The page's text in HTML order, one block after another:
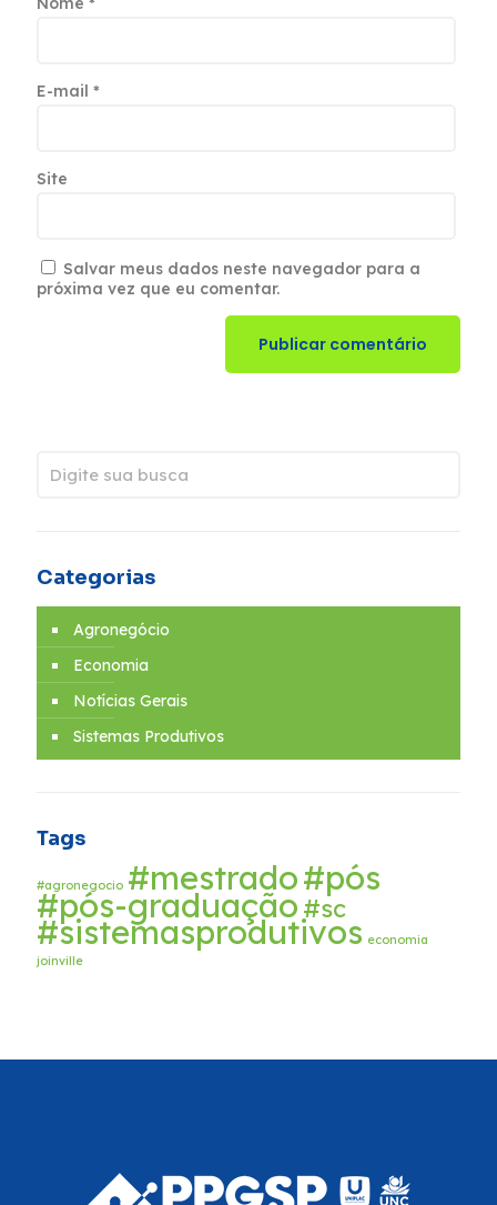
E-mail *
Site
Salvar meus dados neste navegador para a
próxima vez que eu comentar.
Categorias
Agronegócio
Economia
Notícias Gerais
Sistemas Produtivos
Tags
#agronegocio #mestrado#pós
#pós-graduação #sc
#sistemasprodutivos economia
joinville